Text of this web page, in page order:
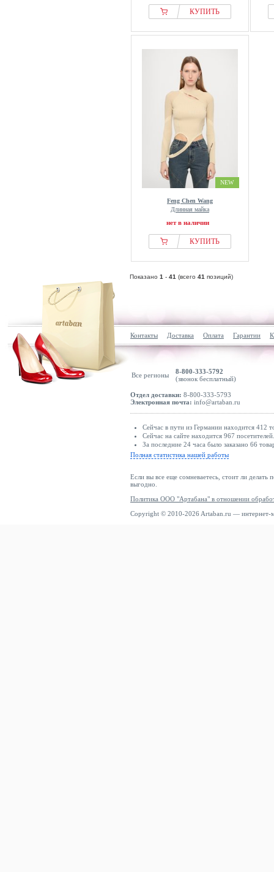
КУПИТЬ
NEW
Feng Chen Wang
Длинная майка
нет в наличии
КУПИТЬ
Показано 1 - 41 (всего 41 позиций)
Контакты Доставка Оплата Гарантии
Все регионы
8-800-333-5792
(звонок бесплатный)
Отдел доставки: 8-800-333-5793
Электронная почта: info@artaban.ru
Сейчас в пути из Германии находится 412
Сейчас на сайте находится 967 посетителей.
За последние 24 часа было заказано 66
Полная статистика нашей работы
Если вы все еще сомневаетесь, стоит ли делать
выгодно.
Политика ООО "Артабана" в отношении
Copyright © 2010-2026 Artaban.ru — интернет-